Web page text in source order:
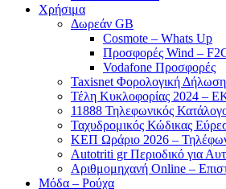
Χρήσιμα
Δωρεάν GB
Cosmote – Whats Up
Προσφορές Wind –
Vodafone Προσφορές
Taxisnet Φορολογική
Τέλη Kυκλοφορίας 2024
11888 Τηλεφωνικός
Ταχυδρομικός Κώδικας
ΚΕΠ Ωράριο 2026 –
Autotriti gr Περιοδικό για
Αριθμομηχανή Online –
Μόδα – Ρούχα